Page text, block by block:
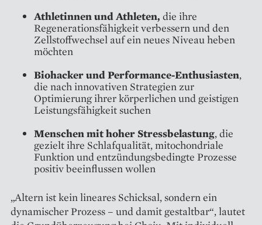
Athletinnen und Athleten, die ihre
Regenerationsfähigkeit verbessern und den
Zellstoffwechsel auf ein neues Niveau heben
möchten
Biohacker und Performance-Enthusiasten,
die nach innovativen Strategien zur
Optimierung ihrer körperlichen und geistigen
Leistungsfähigkeit suchen
Menschen mit hoher Stressbelastung, die
gezielt ihre Schlafqualität, mitochondriale
Funktion und entzündungsbedingte Prozesse
positiv beeinflussen wollen
„Altern ist kein lineares Schicksal, sondern ein
dynamischer Prozess – und damit gestaltbar“, lautet